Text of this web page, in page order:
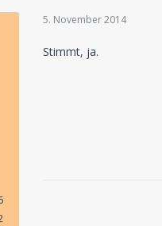
5. November 2014
Stimmt, ja.